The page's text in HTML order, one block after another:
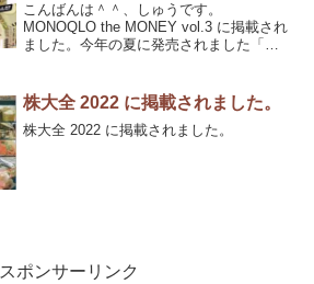
こんばんは＾＾、しゅうです。
MONOQLO the MONEY vol.3 に掲載され
ました。今年の夏に発売されました「株
株大全 2022 に掲載されました。
株大全 2022 に掲載されました。
スポンサーリンク